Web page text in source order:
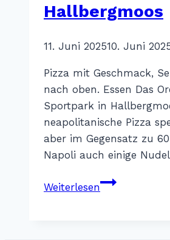
Hallbergmoos
VonKatharina
11. Juni 202510. Juni
Pizza mit Geschmack,
nach oben. Essen Das
Sportpark in
neapolitanische Pizza
aber im Gegensatz zu
Napoli auch einige
WeiterlesenOro